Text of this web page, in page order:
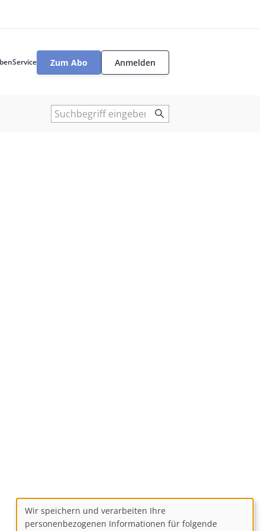
Service
User
Zum Abo Anmelden
Suche
Use
Wir speichern und verarbeiten Ihre
personenbezogenen Informationen für folgende